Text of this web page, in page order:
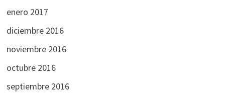
enero 2017
diciembre 2016
noviembre 2016
octubre 2016
septiembre 2016